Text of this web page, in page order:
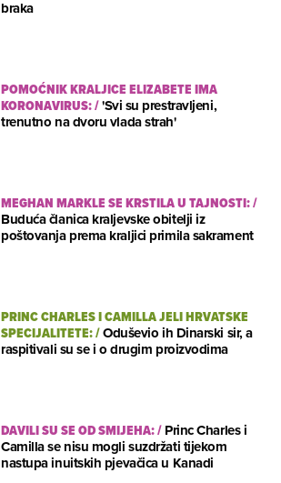
braka
POMOĆNIK KRALJICE ELIZABETE IMA
KORONAVIRUS:/'Svi su prestravljeni,
trenutno na dvoru vlada strah'
MEGHAN MARKLE SE KRSTILA U TAJNOSTI:/
Buduća članica kraljevske obitelji iz
poštovanja prema kraljici primila sakrament
PRINC CHARLES I CAMILLA JELI HRVATSKE
SPECIJALITETE:/Oduševio ih Dinarski sir, a
raspitivali su se i o drugim proizvodima
DAVILI SU SE OD SMIJEHA:/Princ Charles i
Camilla se nisu mogli suzdržati tijekom
nastupa inuitskih pjevačica u Kanadi